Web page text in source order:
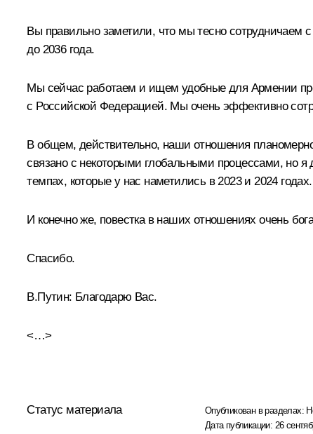
Вы правильно заметили, что мы тесно сотрудничаем
до 2036 года.
Мы сейчас работаем и ищем удобные для Армении
с Российской Федерацией. Мы очень эффективно
В общем, действительно, наши отношения
связано с некоторыми глобальными процессами, но я
темпах, которые у нас наметились в 2023 и 2024 годах.
И конечно же, повестка в наших отношениях очень
Спасибо.
В.Путин: Благодарю Вас.
<…>
Статус материала Опубликован в разделах:
Дата публикации: 26